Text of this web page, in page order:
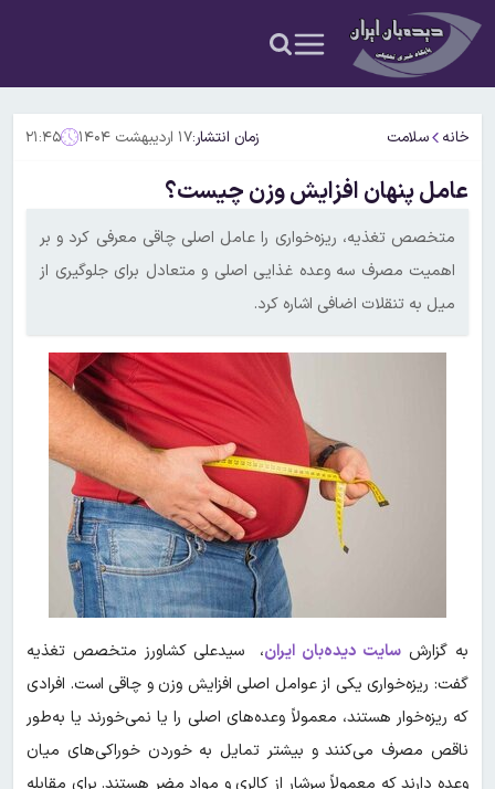
خانه سلامت زمان انتشار:۱۷ اردیبهشت ۱۴۰۴ ۲۱:۴۵
عامل پنهان افزایش وزن چیست؟
متخصص تغذیه، ریزه‌خواری را عامل اصلی چاقی معرفی کرد و بر
اهمیت مصرف سه وعده غذایی اصلی و متعادل برای جلوگیری از
میل به تنقلات اضافی اشاره کرد.
به گزارش سایت دیده‌بان ایران، سیدعلی کشاورز متخصص تغذیه
گفت: ریزه‌خواری یکی از عوامل اصلی افزایش وزن و چاقی است. افرادی
که ریزه‌خوار هستند، معمولاً وعده‌های اصلی را یا نمی‌خورند یا به‌طور
ناقص مصرف می‌کنند و بیشتر تمایل به خوردن خوراکی‌های میان